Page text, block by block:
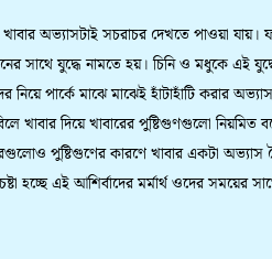
অভ্যাসটাই সচরাচর দেখতে পাওয়া যায়।
সাথে যুদ্ধে নামতে হয়। চিনি ও মধুকে এই
পার্কে মাঝে মাঝেই হাঁটাহাঁটি করার
খাবার দিয়ে খাবারের পুষ্টিগুণগুলো নিয়মিত
পুষ্টিগুণের কারণে খাবার একটা অভ্যাস
হচ্ছে এই আশির্বাদের মর্মার্থ ওদের সময়ের